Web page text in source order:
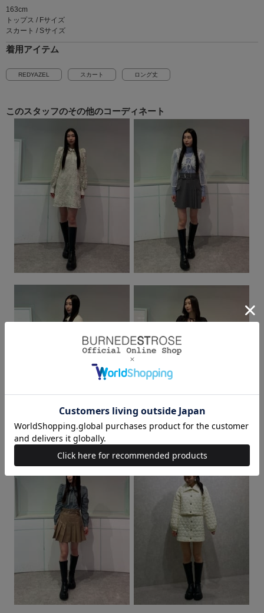
163cm
トップス / Fサイズ
スカート / Sサイズ
着用アイテム
REDYAZEL スカート ロング丈
このスタッフのその他のコーディネート